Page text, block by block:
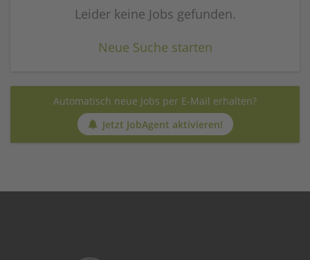
Leider keine Jobs gefunden.
Neue Suche starten
Automatisch neue Jobs per E-Mail erhalten?
Jetzt JobAgent aktivieren!